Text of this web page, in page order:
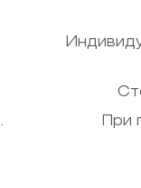
При